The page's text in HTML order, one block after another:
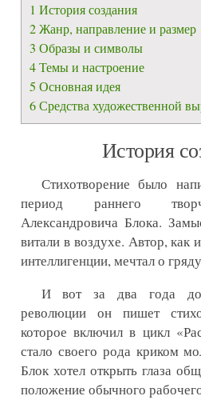
Контакты
Рекламодателям
Разбор слов
1 История создания
2Жанр, направление и размер
3 Образы и символы
4Темы и настроение
5 Основная идея
6Средства художественной
История
Стихотворение было
период раннего
Александровича Блока.
витали в воздухе. Автор, как
интеллигенции, мечтал о
И вот за два года до
революции он пишет
которое включил в цикл
стало своего рода криком
Блок хотел открыть глаза
положение обычного